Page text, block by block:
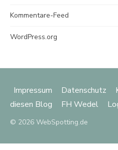
Kommentare-Feed
WordPress.org
Impressum Datenschutz
diesen Blog
FH Wedel
© 2026 WebSpotting.de